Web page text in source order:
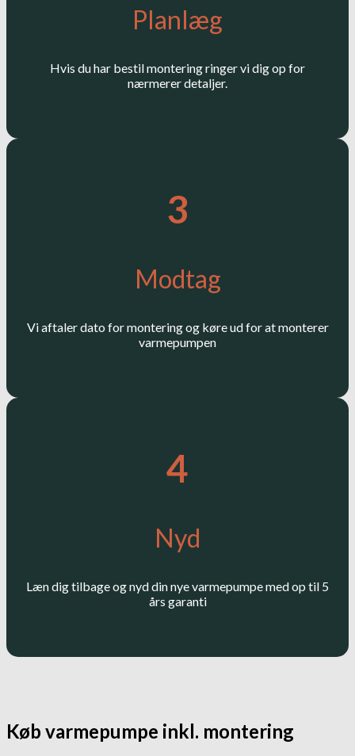
Planlæg
Hvis du har bestil montering ringer vi dig op for
nærmerer detaljer.
3
Modtag
Vi aftaler dato for montering og køre ud for at monterer
varmepumpen
4
Nyd
Læn dig tilbage og nyd din nye varmepumpe med op til 5
års garanti
Køb varmepumpe inkl. montering